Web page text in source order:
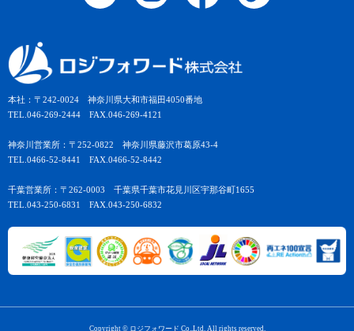
本社：〒242-0024 神奈川県大和市福田4050番地
TEL.046-269-2444 FAX.046-269-4121
神奈川営業所：〒252-0822 神奈川県藤沢市葛原43-4
TEL.0466-52-8441 FAX.0466-52-8442
千葉営業所：〒262-0003 千葉県千葉市花見川区宇那谷町1655
TEL.043-250-6831 FAX.043-250-6832
Copyright © ロジフォワード Co.,Ltd. All rights reserved.